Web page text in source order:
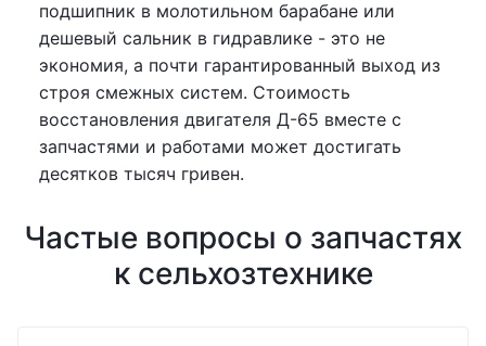
подшипник в молотильном барабане или
дешевый сальник в гидравлике - это не
экономия, а почти гарантированный выход из
строя смежных систем. Стоимость
восстановления двигателя Д-65 вместе с
запчастями и работами может достигать
десятков тысяч гривен.
Частые вопросы о запчастях
к сельхозтехнике